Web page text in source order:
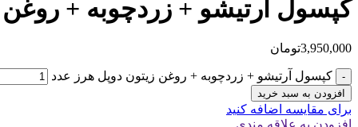
کپسول آرتیشو + زردچوبه + روغن
3,950,000تومان
کپسول آرتیشو + زردچوبه + روغن زیتون دوپل هرز عدد
افزودن به سبد خرید
برای مقایسه اضافه کنید